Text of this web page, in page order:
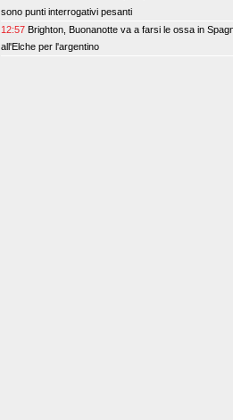
sono punti interrogativi pesanti
12:57 Brighton, Buonanotte va a farsi le ossa in
all'Elche per l'argentino